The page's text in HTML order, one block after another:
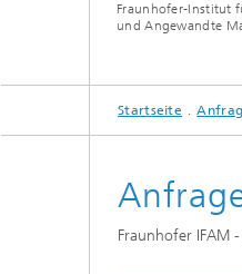
Fraunhofer-Institut
und Angewandte
KLEBTECHNIK
ÜBER UNS
Startseite
Fraunhofer IFAM